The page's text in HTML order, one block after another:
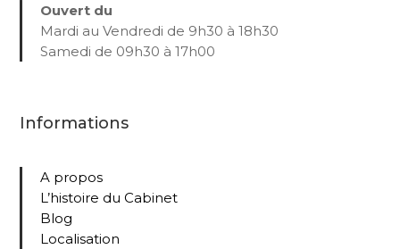
Ouvert du
Mardi au Vendredi de 9h30 à 18h30
Samedi de 09h30 à 17h00
Informations
A propos
L’histoire du Cabinet
Blog
Localisation